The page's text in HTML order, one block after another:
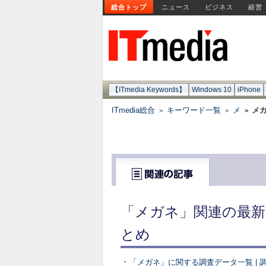
総合トップ ニュース ビジネス 経営
【ITmedia Keywords】 Windows 10 iPhone
ITmedia総合 > キーワード一覧 > メ > メ
「メガネ」関連の最
とめ
・ 「メガネ」に関する調査データ一覧 |